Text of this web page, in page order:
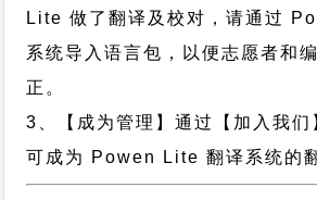
Lite 做了翻译及校对，请通过
系统导入语言包，以便志愿者和
正。
3、【成为管理】通过【加入我们
可成为 Powen Lite 翻译系统的